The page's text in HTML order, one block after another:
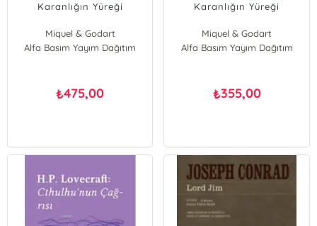
Karanlığın Yüreği
Miquel & Godart
Alfa Basım Yayım Dağıtım
₺475,00
Karanlığın Yüreği
Miquel & Godart
Alfa Basım Yayım Dağıtım
₺355,00